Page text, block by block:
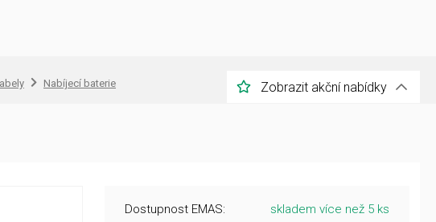
Nabíjecí baterie Zobrazit akční nabídky
Dostupnost EMAS: skladem více než 5 ks